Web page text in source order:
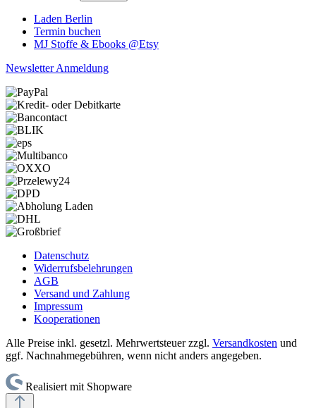
Laden Berlin
Termin buchen
MJ Stoffe & Ebooks @Etsy
Newsletter Anmeldung
Datenschutz
Widerrufsbelehrungen
AGB
Versand und Zahlung
Impressum
Kooperationen
Alle Preise inkl. gesetzl. Mehrwertsteuer zzgl. Versandkosten und
ggf. Nachnahmegebühren, wenn nicht anders angegeben.
Realisiert mit Shopware